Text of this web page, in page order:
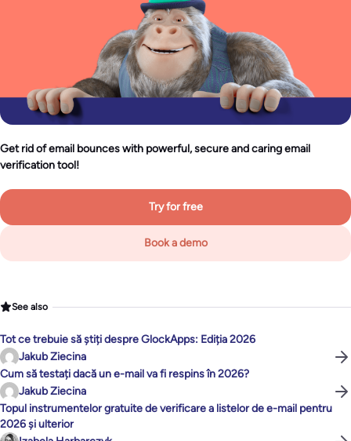
Get rid of email bounces with powerful, secure and caring email
verification tool!
Try for free
Book a demo
See also
Tot ce trebuie să știți despre GlockApps: Ediția 2026
Jakub Ziecina
Cum să testați dacă un e-mail va fi respins în 2026?
Jakub Ziecina
Topul instrumentelor gratuite de verificare a listelor de e-mail pentru
2026 și ulterior